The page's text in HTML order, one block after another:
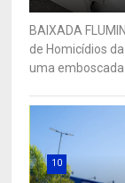
BAIXADA
de Homicídios
uma emboscada
10